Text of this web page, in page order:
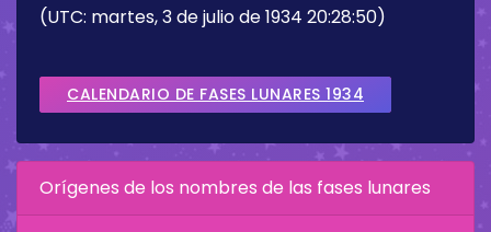
(UTC: martes, 3 de julio de 1934 20:28:50)
CALENDARIO DE FASES LUNARES 1934
Orígenes de los nombres de las fases lunares